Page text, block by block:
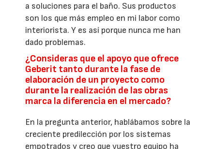
a soluciones para el baño. Sus productos
son los que más empleo en mi labor como
interiorista. Y es así porque nunca me han
dado problemas.
¿Consideras que el apoyo que ofrece
Geberit tanto durante la fase de
elaboración de un proyecto como
durante la realización de las obras
marca la diferencia en el mercado?
En la pregunta anterior, hablábamos sobre la
creciente predilección por los sistemas
empotrados y creo que vuestro equipo ha